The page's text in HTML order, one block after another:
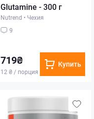
Glutamine - 300 г
Nutrend • Чехия
9
719₴
12 ₴ / порция
Купить